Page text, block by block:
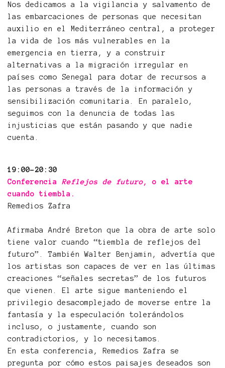
Nos dedicamos a la vigilancia y salvamento de
las embarcaciones de personas que necesitan
auxilio en el Mediterráneo central, a proteger
la vida de los más vulnerables en la
emergencia en tierra, y a construir
alternativas a la migración irregular en
países como Senegal para dotar de recursos a
las personas a través de la información y
sensibilización comunitaria. En paralelo,
seguimos con la denuncia de todas las
injusticias que están pasando y que nadie
cuenta.
19:00-20:30
Conferencia Reflejos de futuro, o el arte
cuando tiembla.
Remedios Zafra
Afirmaba André Breton que la obra de arte solo
tiene valor cuando “tiembla de reflejos del
futuro”. También Walter Benjamin, advertía que
los artistas son capaces de ver en las últimas
creaciones “señales secretas” de los futuros
que vienen. El arte sigue manteniendo el
privilegio desacomplejado de moverse entre la
fantasía y la especulación tolerándolos
incluso, o justamente, cuando son
contradictorios, y lo necesitamos.
En esta conferencia, Remedios Zafra se
pregunta por cómo estos paisajes deseados son